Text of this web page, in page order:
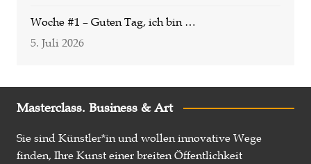
Woche #1 – Guten Tag, ich bin …
5. Juli 2026
Masterclass. Business & Art
Sie sind Künstler*in und wollen innovative Wege
finden, Ihre Kunst einer breiten Öffentlichkeit